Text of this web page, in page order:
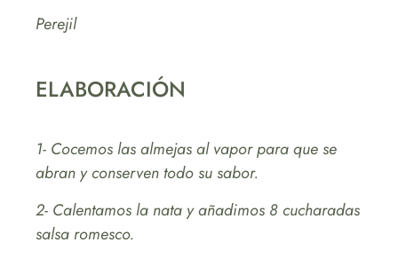
Perejil
ELABORACIÓN
1- Cocemos las almejas al vapor para que se
abran y conserven todo su sabor.
2- Calentamos la nata y añadimos 8 cucharadas
salsa romesco.